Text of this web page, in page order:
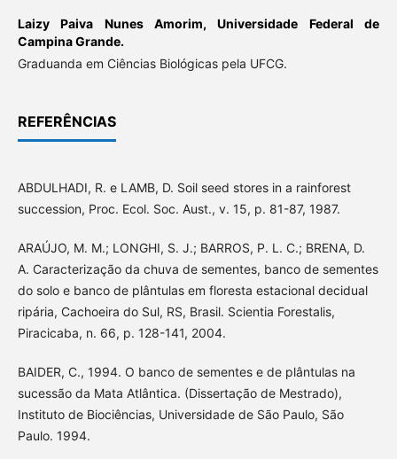
Laizy Paiva Nunes Amorim,Universidade Federal de
Campina Grande.
Graduanda em Ciências Biológicas pela UFCG.
REFERÊNCIAS
ABDULHADI, R. e LAMB, D. Soil seed stores in a rainforest
succession, Proc. Ecol. Soc. Aust., v. 15, p. 81-87, 1987.
ARAÚJO, M. M.; LONGHI, S. J.; BARROS, P. L. C.; BRENA, D.
A. Caracterização da chuva de sementes, banco de sementes
do solo e banco de plântulas em floresta estacional decidual
ripária, Cachoeira do Sul, RS, Brasil. Scientia Forestalis,
Piracicaba, n. 66, p. 128-141, 2004.
BAIDER, C., 1994. O banco de sementes e de plântulas na
sucessão da Mata Atlântica. (Dissertação de Mestrado),
Instituto de Biociências, Universidade de São Paulo, São
Paulo. 1994.